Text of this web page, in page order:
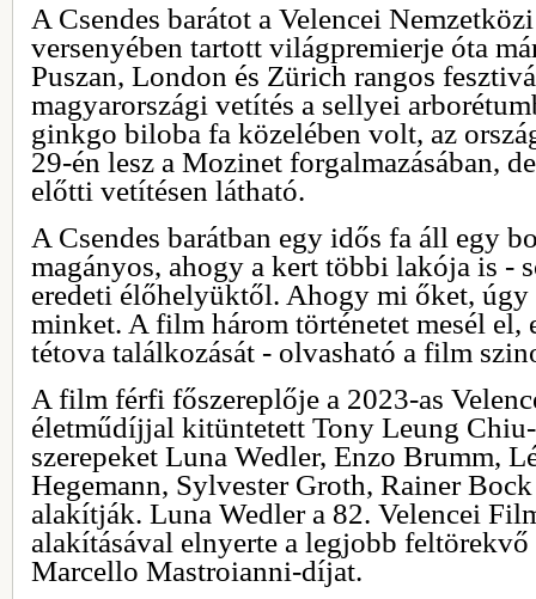
A Csendes barátot a Velencei
versenyében tartott világpremierje óta
Puszan, London és Zürich rangos
magyarországi vetítés a sellyei
ginkgo biloba fa közelében volt, az
29-én lesz a Mozinet forgalmazásában,
előtti vetítésen látható.
A Csendes barátban egy idős fa áll egy
magányos, ahogy a kert többi lakója is -
eredeti élőhelyüktől. Ahogy mi őket,
minket. A film három történetet mesél el,
tétova találkozását - olvasható a film
A film férfi főszereplője a 2023-as
életműdíjjal kitüntetett Tony Leung
szerepeket Luna Wedler, Enzo Brumm,
Hegemann, Sylvester Groth, Rainer
alakítják. Luna Wedler a 82. Velencei
alakításával elnyerte a legjobb feltörekvő
Marcello Mastroianni-díjat.